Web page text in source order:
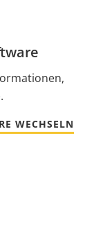
WECHSELN